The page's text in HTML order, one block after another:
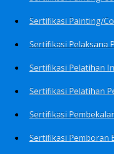
Sertifikasi Painting/
Sertifikasi Pemboran